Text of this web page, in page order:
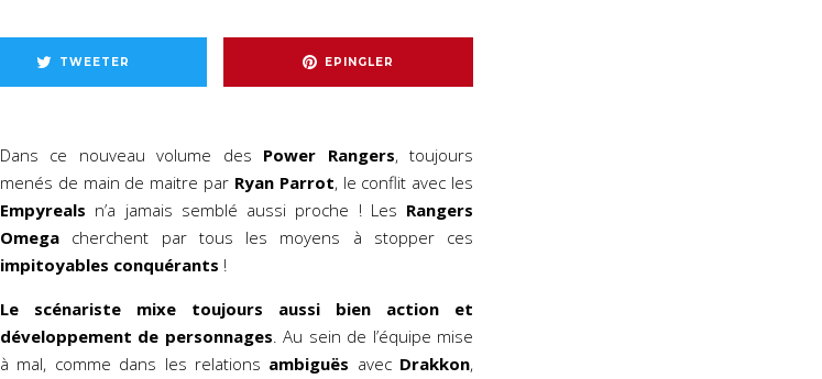
TWEETER EPINGLER
Dans ce nouveau volume des Power Rangers, toujours
menés de main de maitre par Ryan Parrot, le conflit avec les
Empyreals n’a jamais semblé aussi proche ! Les Rangers
Omega cherchent par tous les moyens à stopper ces
impitoyables conquérants !
Le scénariste mixe toujours aussi bien action et
développement de personnages. Au sein de l’équipe mise
à mal, comme dans les relations ambiguës avec Drakkon,